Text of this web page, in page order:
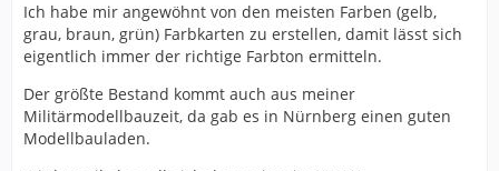
Ich habe mir angewöhnt von den meisten Farben (gelb,
grau, braun, grün) Farbkarten zu erstellen, damit lässt sich
eigentlich immer der richtige Farbton ermitteln.
Der größte Bestand kommt auch aus meiner
Militärmodellbauzeit, da gab es in Nürnberg einen guten
Modellbauladen.